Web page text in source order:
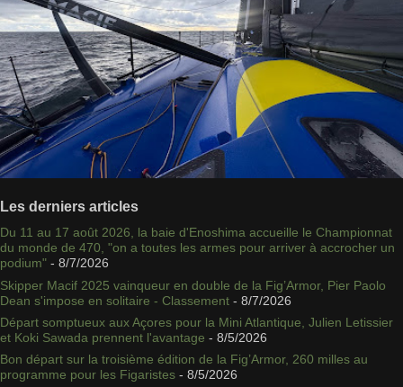
Les derniers articles
Du 11 au 17 août 2026, la baie d'Enoshima accueille le Championnat
du monde de 470, "on a toutes les armes pour arriver à accrocher un
podium" - 8/7/2026
Skipper Macif 2025 vainqueur en double de la Fig’Armor, Pier Paolo
Dean s'impose en solitaire - Classement - 8/7/2026
Départ somptueux aux Açores pour la Mini Atlantique, Julien Letissier
et Koki Sawada prennent l'avantage - 8/5/2026
Bon départ sur la troisième édition de la Fig’Armor, 260 milles au
programme pour les Figaristes - 8/5/2026